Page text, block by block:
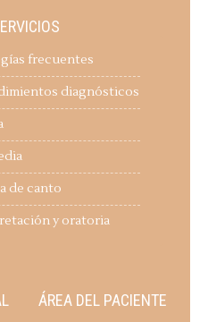
frecuentes
diagnósticos
de canto
y oratoria
ÁREA DEL PACIENTE